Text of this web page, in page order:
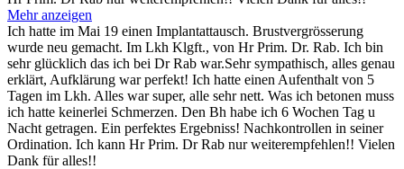
Mehr anzeigen
Ich hatte im Mai 19 einen Implantattausch. Brustvergrösserung
wurde neu gemacht. Im Lkh Klgft., von Hr Prim. Dr. Rab. Ich bin
sehr glücklich das ich bei Dr Rab war.Sehr sympathisch, alles genau
erklärt, Aufklärung war perfekt! Ich hatte einen Aufenthalt von 5
Tagen im Lkh. Alles war super, alle sehr nett. Was ich betonen muss
ich hatte keinerlei Schmerzen. Den Bh habe ich 6 Wochen Tag u
Nacht getragen. Ein perfektes Ergebniss! Nachkontrollen in seiner
Ordination. Ich kann Hr Prim. Dr Rab nur weiterempfehlen!! Vielen
Dank für alles!!